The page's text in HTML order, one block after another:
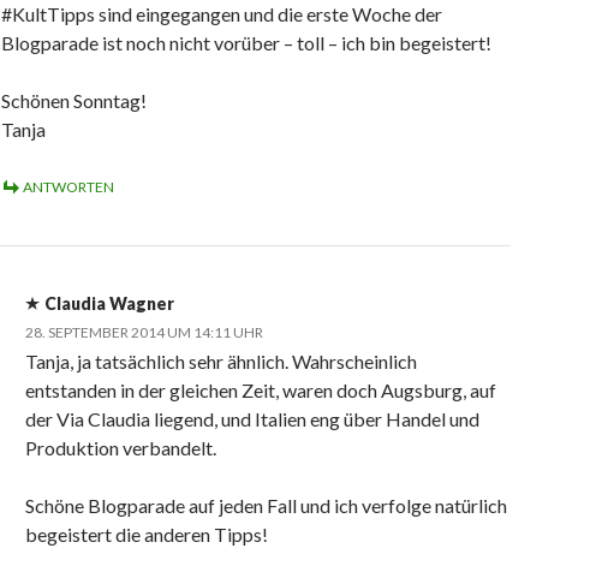
#KultTipps sind eingegangen und die erste Woche der
Blogparade ist noch nicht vorüber – toll – ich bin begeistert!
Schönen Sonntag!
Tanja
ANTWORTEN
Claudia Wagner
28. SEPTEMBER 2014 UM 14:11 UHR
Tanja, ja tatsächlich sehr ähnlich. Wahrscheinlich
entstanden in der gleichen Zeit, waren doch Augsburg, auf
der Via Claudia liegend, und Italien eng über Handel und
Produktion verbandelt.
Schöne Blogparade auf jeden Fall und ich verfolge natürlich
begeistert die anderen Tipps!